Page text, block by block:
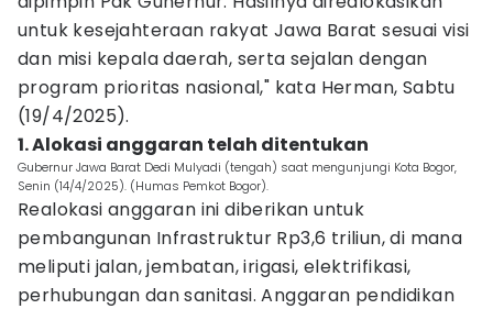
untuk kesejahteraan rakyat Jawa Barat sesuai visi
dan misi kepala daerah, serta sejalan dengan
program prioritas nasional," kata Herman, Sabtu
(19/4/2025).
1. Alokasi anggaran telah ditentukan
Gubernur Jawa Barat Dedi Mulyadi (tengah) saat mengunjungi Kota Bogor,
Senin (14/4/2025). (Humas Pemkot Bogor).
Realokasi anggaran ini diberikan untuk
pembangunan Infrastruktur Rp3,6 triliun, di mana
meliputi jalan, jembatan, irigasi, elektrifikasi,
perhubungan dan sanitasi. Anggaran pendidikan